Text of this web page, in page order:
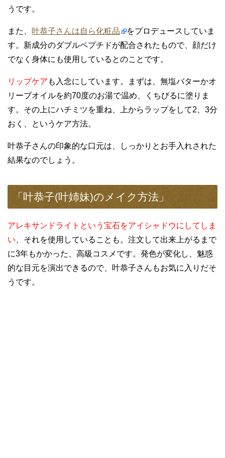
うです。
また、 叶恭子さんは自ら化粧品
をプロデュースしていま
す。新成分のダブルペプチドが配合されたもので、顔だけ
でなく身体にも使用しているとのことです。
リップケア も入念にしています。まずは、無塩バターかオ
リーブオイルを約70度のお湯で温め、くちびるに塗りま
す。その上にハチミツを重ね、上からラップをして2、3分
おく、というケア方法。
叶恭子さんの印象的な口元は、しっかりとお手入れされた
結果なのでしょう。
「叶恭子(叶姉妹)のメイク方法」
アレキサンドライトという宝石をアイシャドウにしてしま
い 、それを使用していることも。注文して出来上がるまで
に3年もかかった、高級コスメです。発色が変化し、魅惑
的な目元を演出できるので、叶恭子さんもお気に入りだそ
うです。